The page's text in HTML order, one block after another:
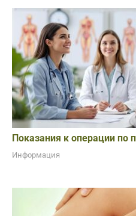
Показания к операции по
Информация